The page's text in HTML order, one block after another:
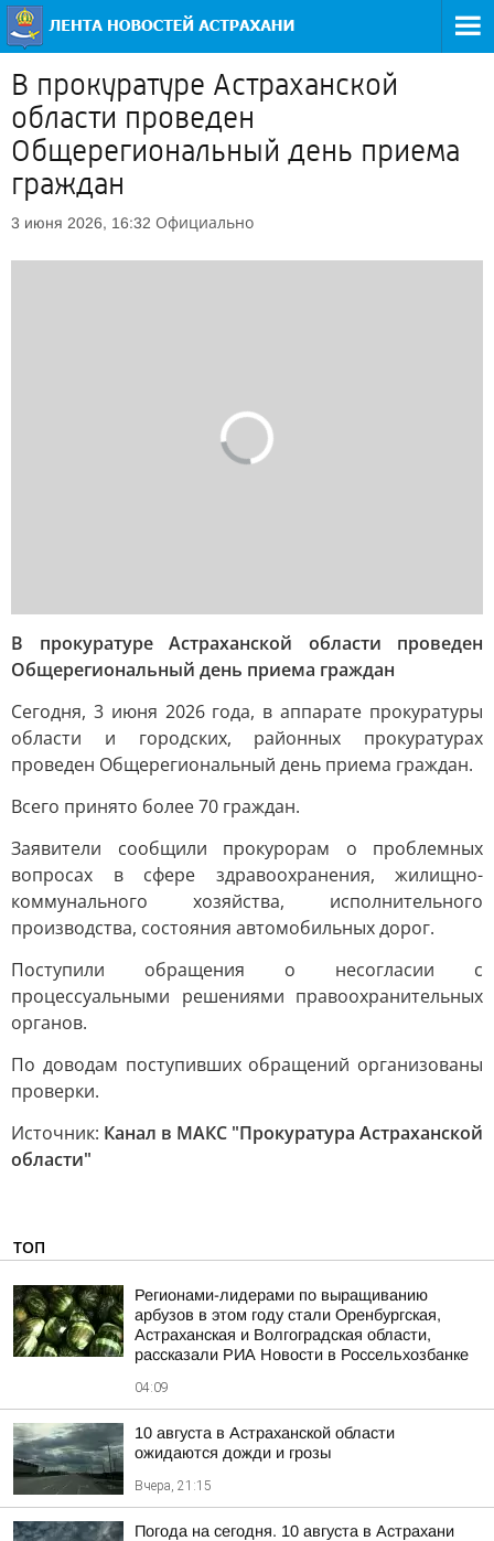
В прокуратуре Астраханской
области проведен
Общерегиональный день приема
граждан
3 июня 2026, 16:32 Официально
В прокуратуре Астраханской области проведен
Общерегиональный день приема граждан
Сегодня, 3 июня 2026 года, в аппарате прокуратуры
области и городских, районных прокуратурах
проведен Общерегиональный день приема граждан.
Всего принято более 70 граждан.
Заявители сообщили прокурорам о проблемных
вопросах в сфере здравоохранения, жилищно-
коммунального хозяйства, исполнительного
производства, состояния автомобильных дорог.
Поступили обращения о несогласии с
процессуальными решениями правоохранительных
органов.
По доводам поступивших обращений организованы
проверки.
Источник: Канал в МАКС "Прокуратура Астраханской
области"
ТОП
Регионами-лидерами по выращиванию
арбузов в этом году стали Оренбургская,
Астраханская и Волгоградская области,
рассказали РИА Новости в Россельхозбанке
04:09
10 августа в Астраханской области
ожидаются дожди и грозы
Вчера, 21:15
Погода на сегодня. 10 августа в Астрахани